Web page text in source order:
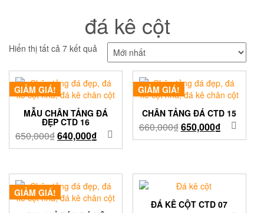
đá kê cột
Hiển thị tất cả 7 kết quả
GIẢM GIÁ!
MẪU CHÂN TẢNG ĐÁ
ĐẸP CTD 16
650,000₫640,000₫
GIẢM GIÁ!
CHÂN TẢNG ĐÁ CTD 15
660,000₫650,000₫
GIẢM GIÁ!
ĐÁ KÊ CỘT CTD 07